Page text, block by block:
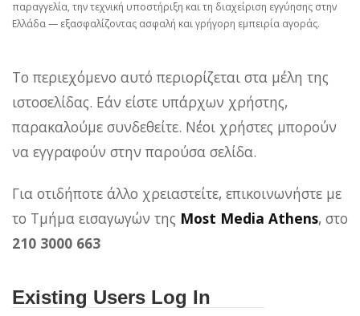
παραγγελία, την τεχνική υποστήριξη και τη διαχείριση εγγύησης στην
Ελλάδα — εξασφαλίζοντας ασφαλή και γρήγορη εμπειρία αγοράς.
Το περιεχόμενο αυτό περιορίζεται στα μέλη της
ιστοσελίδας. Εάν είστε υπάρχων χρήστης,
παρακαλούμε συνδεθείτε. Νέοι χρήστες μπορούν
να εγγραφούν στην παρούσα σελίδα.
Για οτιδήποτε άλλο χρειαστείτε, επικοινωνήστε με
το Τμήμα εισαγωγών της Most Media Athens, στο
210 3000 663
Existing Users Log In